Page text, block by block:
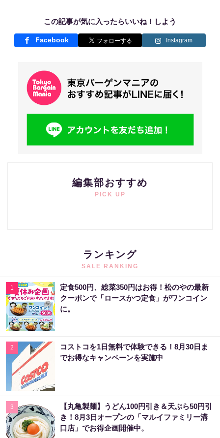
この記事が気に入ったらいいね！しよう
Facebook Instagram
編集部おすすめ
PICK UP
ランキング
SALE RANKING
1
定食500円、総菜350円はお得！松のやの最新
クーポンで「ロースかつ定食」がワンコイン
に。
2
コストコを1日無料で体験できる！8月30日ま
でお得なキャンペーンを実施中
3
【丸亀製麺】うどん100円引き＆天ぷら50円引
き！8月3日オープンの「マルイファミリー溝
口店」でお得企画開催中。